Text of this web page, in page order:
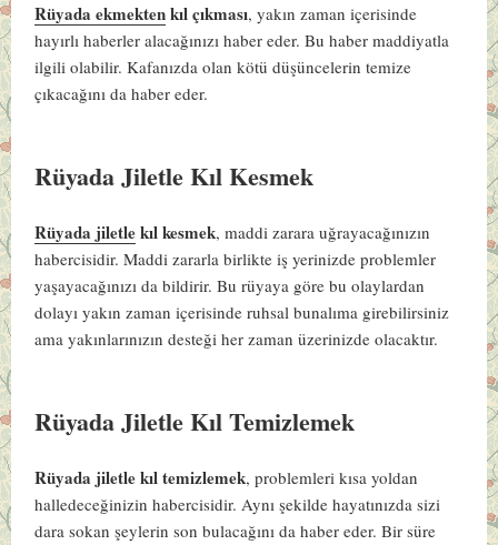
Rüyada ekmektenkıl çıkması, yakın zaman içerisinde
hayırlı haberler alacağınızı haber eder. Bu haber maddiyatla
ilgili olabilir. Kafanızda olan kötü düşüncelerin temize
çıkacağını da haber eder.
Rüyada Jiletle Kıl Kesmek
Rüyada jiletlekıl kesmek, maddi zarara uğrayacağınızın
habercisidir. Maddi zararla birlikte iş yerinizde problemler
yaşayacağınızı da bildirir. Bu rüyaya göre bu olaylardan
dolayı yakın zaman içerisinde ruhsal bunalıma girebilirsiniz
ama yakınlarınızın desteği her zaman üzerinizde olacaktır.
Rüyada Jiletle Kıl Temizlemek
Rüyada jiletle kıl temizlemek, problemleri kısa yoldan
halledeceğinizin habercisidir. Aynı şekilde hayatınızda sizi
dara sokan şeylerin son bulacağını da haber eder. Bir süre